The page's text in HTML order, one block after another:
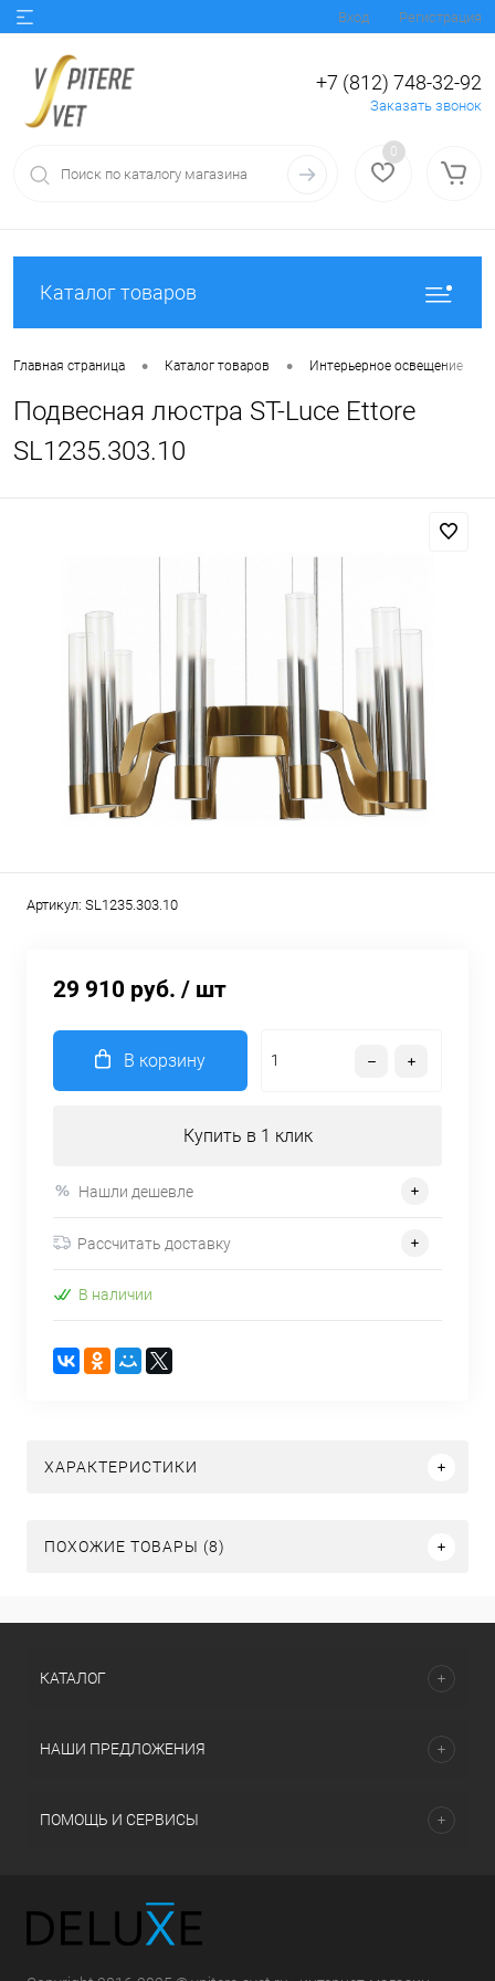
Вход Регистрация
+7 (812) 748-32-92
Заказать звонок
0
Каталог товаров
Главная страница • Каталог товаров • Интерьерное освещение
Подвесная люстра ST-Luce Ettore
SL1235.303.10
Артикул: SL1235.303.10
29 910 руб. / шт
В корзину
Купить в 1 клик
Нашли дешевле
Рассчитать доставку
В наличии
ХАРАКТЕРИСТИКИ
ПОХОЖИЕ ТОВАРЫ (8)
КАТАЛОГ
НАШИ ПРЕДЛОЖЕНИЯ
ПОМОЩЬ И СЕРВИСЫ